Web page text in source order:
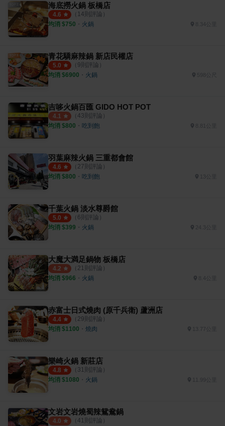
海底撈火鍋 板橋店
4.6 （ 14則評論）
均消 $750 ・ 火鍋 8.34公里
青花驕麻辣鍋 新店民權店
5.0 （ 9則評論）
均消 $6900 ・ 火鍋 598公尺
吉哆火鍋百匯 GIDO HOT POT
4.1 （ 43則評論）
均消 $800 ・ 吃到飽
羽葉麻辣火鍋 三重都會館
4.6 （ 27則評論）
均消 $800 ・ 吃到飽
千葉火鍋 淡水尊爵館
5.0 （ 6則評論）
均消 $399 ・ 火鍋 24.3公里
大魔大満足鍋物 板橋店
4.2 （ 21 則評論）
均消 $966 ・ 火鍋 8.4公里
赤富士日式燒肉 (原千兵衛) 蘆洲店
4.4 （ 29則評論）
均消 $1100 ・ 燒肉
樂崎火鍋 新莊店
4.8 （ 31 則評論）
均消 $1080 ・ 火鍋
文岩文岩燒蜀辣鴛鴦鍋
4.0 （ 41 則評論）